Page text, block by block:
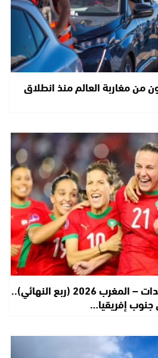
من 2,7 مليون من مغاربة العالم منذ انطلاق
كأس أمم إفريقيا للسيدات – المغرب 2026 (ربع النهائي)..
إفريقيا…